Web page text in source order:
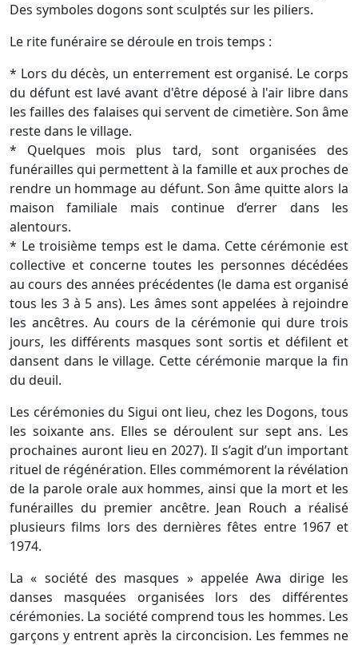
Des symboles dogons sont sculptés sur les piliers.
Le rite funéraire se déroule en trois temps :
* Lors du décès, un enterrement est organisé. Le corps
du défunt est lavé avant d'être déposé à l'air libre dans
les failles des falaises qui servent de cimetière. Son âme
reste dans le village.
* Quelques mois plus tard, sont organisées des
funérailles qui permettent à la famille et aux proches de
rendre un hommage au défunt. Son âme quitte alors la
maison familiale mais continue d’errer dans les
alentours.
* Le troisième temps est le dama. Cette cérémonie est
collective et concerne toutes les personnes décédées
au cours des années précédentes (le dama est organisé
tous les 3 à 5 ans). Les âmes sont appelées à rejoindre
les ancêtres. Au cours de la cérémonie qui dure trois
jours, les différents masques sont sortis et défilent et
dansent dans le village. Cette cérémonie marque la fin
du deuil.
Les cérémonies du Sigui ont lieu, chez les Dogons, tous
les soixante ans. Elles se déroulent sur sept ans. Les
prochaines auront lieu en 2027). Il s’agit d’un important
rituel de régénération. Elles commémorent la révélation
de la parole orale aux hommes, ainsi que la mort et les
funérailles du premier ancêtre. Jean Rouch a réalisé
plusieurs films lors des dernières fêtes entre 1967 et
1974.
La « société des masques » appelée Awa dirige les
danses masquées organisées lors des différentes
cérémonies. La société comprend tous les hommes. Les
garçons y entrent après la circoncision. Les femmes ne